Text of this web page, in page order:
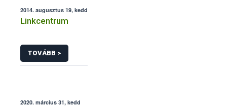
2014. augusztus 19, kedd
Linkcentrum
TOVÁBB >
2020. március 31, kedd